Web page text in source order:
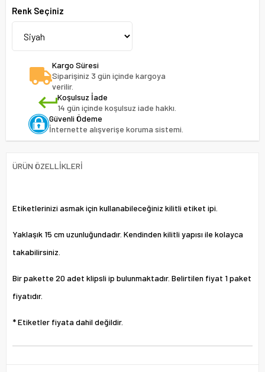
Renk Seçiniz
Kargo Süresi
Siparişiniz 3 gün içinde kargoya
verilir.
Koşulsuz İade
14 gün içinde koşulsuz iade hakkı.
Güvenli Ödeme
İnternette alışverişe koruma sistemi.
ÜRÜN ÖZELLIKLERI
Etiketlerinizi asmak için kullanabileceğiniz kilitli etiket ipi.
Yaklaşık 15 cm uzunluğundadır. Kendinden kilitli yapısı ile kolayca
takabilirsiniz.
Bir pakette 20 adet klipsli ip bulunmaktadır. Belirtilen fiyat 1 paket
fiyatıdır.
* Etiketler fiyata dahil değildir.